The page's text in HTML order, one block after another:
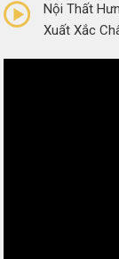
Nội Thất
Xuất Xắc